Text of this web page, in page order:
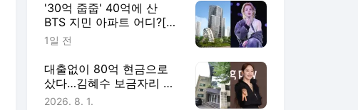
'30억 줍줍' 40억에 산
BTS 지민 아파트 어디?[누
구집]
1일 전
대출없이 80억 현금으로
샀다…김혜수 보금자리 어
디[누구집]
2026. 8. 1.